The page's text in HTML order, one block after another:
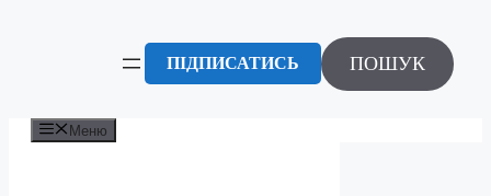
ПІДПИСАТИСЬ ПОШУК
Меню